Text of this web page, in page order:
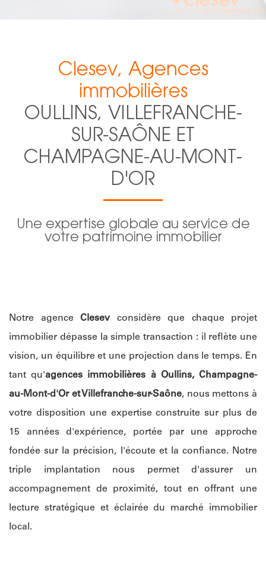
Clesev, Agences
immobilières
OULLINS, VILLEFRANCHE-
SUR-SAÔNE ET
CHAMPAGNE-AU-MONT-
D'OR
Une expertise globale au service de
votre patrimoine immobilier
Notre agence Clesevconsidère que chaque projet
immobilier dépasse la simple transaction : il reflète une
vision, un équilibre et une projection dans le temps. En
tant qu'agences immobilières à Oullins, Champagne-
au-Mont-d'Or et Villefranche-sur-Saône, nous mettons à
votre disposition une expertise construite sur plus de
15 années d'expérience, portée par une approche
fondée sur la précision, l'écoute et la confiance. Notre
triple implantation nous permet d'assurer un
accompagnement de proximité, tout en offrant une
lecture stratégique et éclairée du marché immobilier
local.